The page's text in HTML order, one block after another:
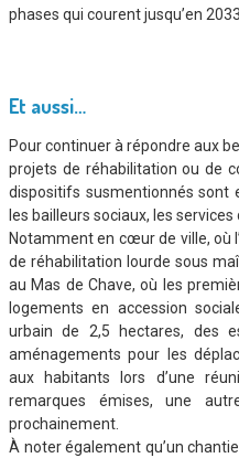
phases qui courent jusqu’en 2033.
Et aussi…
Pour continuer à répondre aux
projets de réhabilitation ou de
dispositifs susmentionnés sont
les bailleurs sociaux, les services
Notamment en cœur de ville, où
de réhabilitation lourde sous
au Mas de Chave, où les
logements en accession
urbain de 2,5 hectares, des
aménagements pour les
aux habitants lors d’une
remarques émises, une
prochainement.
À noter également qu’un